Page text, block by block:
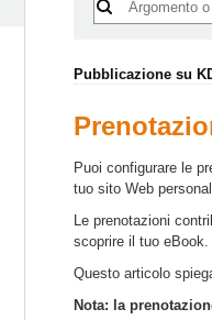
Pubblicazione su
Puoi configurare le
tuo sito Web
Le prenotazioni
scoprire il tuo eBook.
Questo articolo
Nota: la